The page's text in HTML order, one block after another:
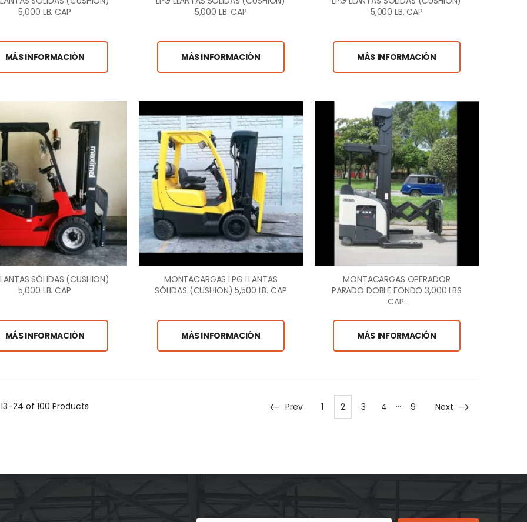
5,000 LB. CAP
MÁS INFORMACIÓN
5,000 LB. CAP
MÁS INFORMACIÓN
5,000 LB. CAP
MÁS INFORMACIÓN
SÓLIDAS (CUSHION)
5,000 LB. CAP
MÁS INFORMACIÓN
MONTACARGAS LPG LLANTAS
SÓLIDAS (CUSHION) 5,500 LB. CAP
MÁS INFORMACIÓN
MONTACARGAS OPERADOR
PARADO DOBLE FONDO 3,000 LBS
CAP.
MÁS INFORMACIÓN
13–24 of 100 Products Prev 1 2 3 4 … 9 Next